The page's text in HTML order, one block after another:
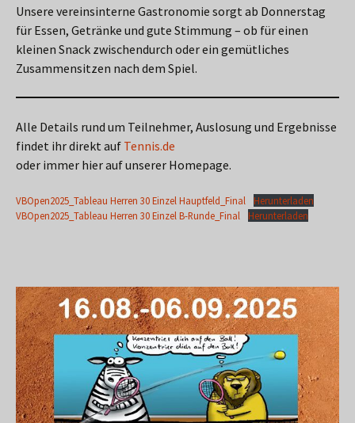
Unsere vereinsinterne Gastronomie sorgt ab Donnerstag
für Essen, Getränke und gute Stimmung – ob für einen
kleinen Snack zwischendurch oder ein gemütliches
Zusammensitzen nach dem Spiel.
Alle Details rund um Teilnehmer, Auslosung und Ergebnisse
findet ihr direkt auf Tennis.de
oder immer hier auf unserer Homepage.
VBOpen2025_Tableau Herren 30 Einzel Hauptfeld_Final
Herunterladen
VBOpen2025_Tableau Herren 30 Einzel B-Runde_Final
Herunterladen